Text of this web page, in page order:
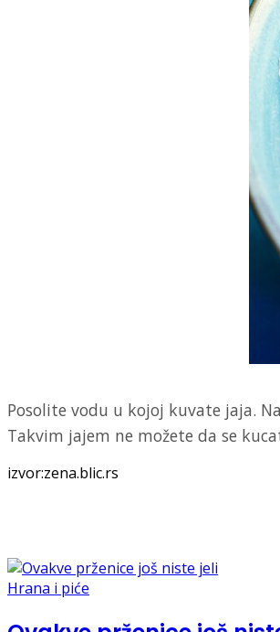
Posolite vodu u kojoj kuvate jaja.
Takvim jajem ne možete da se
izvor:zena.blic.rs
Hrana i piće